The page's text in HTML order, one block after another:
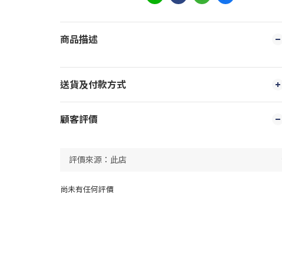
商品描述
送貨及付款方式
顧客評價
尚未有任何評價